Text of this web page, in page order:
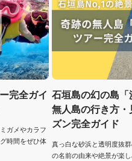
完全ガイ
ガメやカラフ
時間をぜひ体
石垣島の幻の島
無人島の行き方
ズン完全ガイド
真っ白な砂浜と透明度抜
の名前の由来や絶景が楽